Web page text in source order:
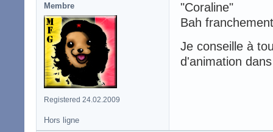
Membre
Registered 24.02.2009
"Coraline"
Bah
Je conseille à
d'animation
Hors ligne